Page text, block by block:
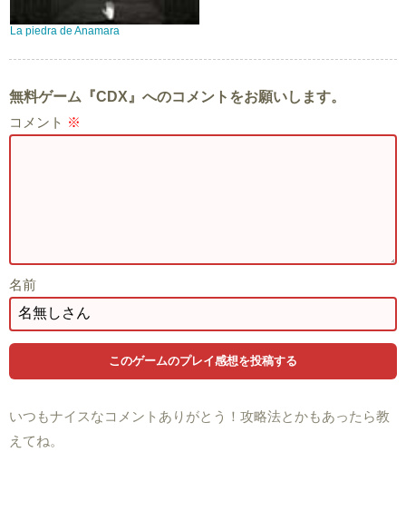
La piedra de Anamara
無料ゲーム『CDX』へのコメントをお願いします。
コメント ※
名前
いつもナイスなコメントありがとう！攻略法とかもあったら教
えてね。